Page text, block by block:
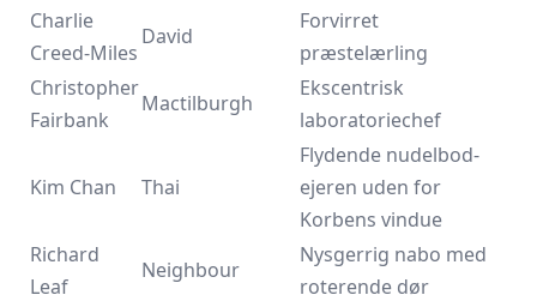
Charlie
Creed-Miles
David
Forvirret
præstelærling
Christopher
Fairbank
Mactilburgh
Ekscentrisk
laboratoriechef
Kim Chan Thai
Flydende nudelbod-
ejeren uden for
Korbens vindue
Richard
Leaf
Neighbour
Nysgerrig nabo med
roterende dør